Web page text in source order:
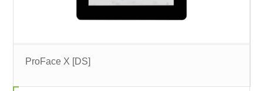
ProFace X [DS]